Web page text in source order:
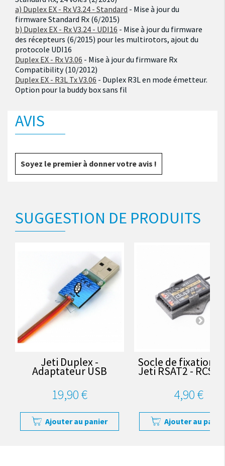
a) Duplex EX - Rx V3.24 - Standard - Mise à jour du
firmware Standard Rx (6/2015)
b) Duplex EX - Rx V3.24 - UDI16 - Mise à jour du firmware
des récepteurs (6/2015) pour les multirotors, ajout du
protocole UDI16
Duplex EX - Rx V3.06 - Mise à jour du firmware Rx
Compatibility (10/2012)
Duplex EX - R3L Tx V3.06 - Duplex R3L en mode émetteur.
Option pour la buddy box sans fil
AVIS
Soyez le premier à donner votre avis !
SUGGESTION DE PRODUITS
Jeti Duplex -
Adaptateur USB
19,90 €
Ajouter au panier
Socle de fixation
Jeti RSAT2 -
4,90 €
Ajouter au